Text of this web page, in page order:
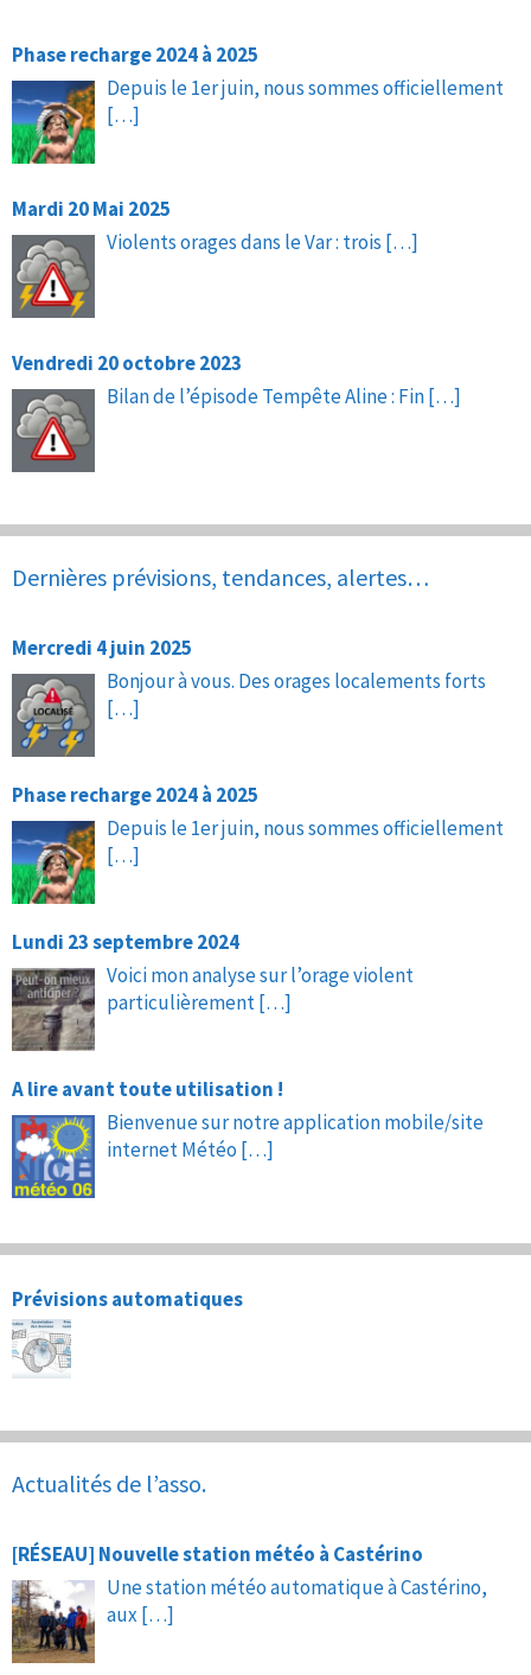
Phase recharge 2024 à 2025
Depuis le 1er juin, nous sommes officiellement
[…]
Mardi 20 Mai 2025
Violents orages dans le Var : trois […]
Vendredi 20 octobre 2023
Bilan de l’épisode Tempête Aline : Fin[…]
Dernières prévisions, tendances, alertes…
Mercredi 4 juin 2025
Bonjour à vous. Des orages localements forts
[…]
Phase recharge 2024 à 2025
Depuis le 1er juin, nous sommes officiellement
[…]
Lundi 23 septembre 2024
Voici mon analyse sur l’orage violent
particulièrement[…]
A lire avant toute utilisation !
Bienvenue sur notre application mobile/site
internet Météo […]
Prévisions automatiques
Actualités de l’asso.
[RÉSEAU] Nouvelle station météo à Castérino
Une station météo automatique à Castérino,
aux […]